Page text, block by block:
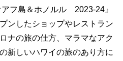
フ島＆ホノルル 2023-24』
ンしたショップやレストラン
ナの旅の仕方、マラマなアク
新しいハワイの旅のあり方に